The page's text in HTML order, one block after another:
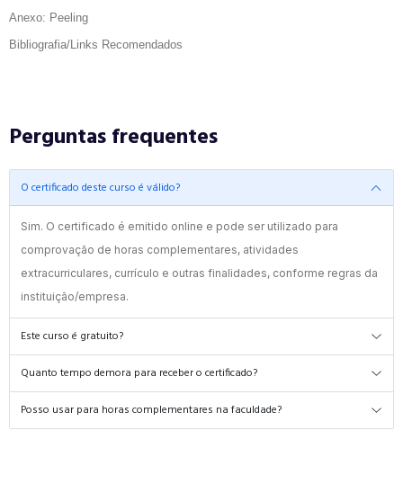
Anexo: Peeling
Bibliografia/Links Recomendados
Perguntas frequentes
O certificado deste curso é válido?
Sim. O certificado é emitido online e pode ser utilizado para
comprovação de horas complementares, atividades
extracurriculares, currículo e outras finalidades, conforme regras da
instituição/empresa.
Este curso é gratuito?
Quanto tempo demora para receber o certificado?
Posso usar para horas complementares na faculdade?